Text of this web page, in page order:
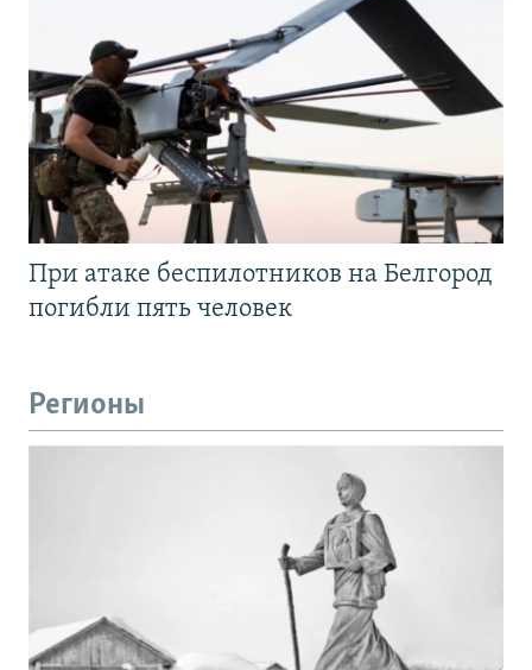
При атаке беспилотников на Белгород
погибли пять человек
Регионы